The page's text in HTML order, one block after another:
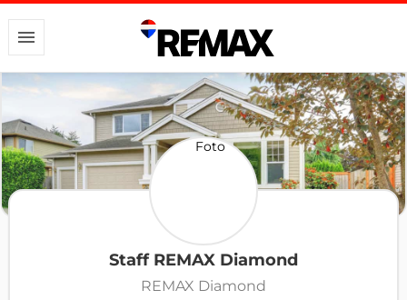
Staff REMAX Diamond
REMAX Diamond